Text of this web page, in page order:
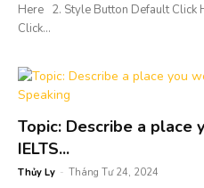
Here 2. Style Button Default Click
Click...
Topic: Describe a place
IELTS...
Thủy Ly - Tháng Tư 24, 2024